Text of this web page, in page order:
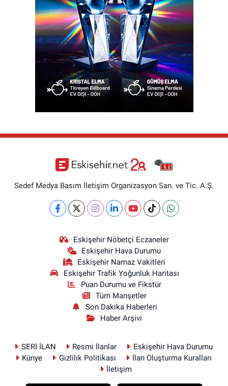
Sedef Medya Basım İletişim Organizasyon San. ve Tic. A.Ş.
Eskişehir Nöbetçi Eczaneler
Eskişehir Hava Durumu
Eskişehir Namaz Vakitleri
Eskişehir Trafik Yoğunluk Haritası
Puan Durumu ve Fikstür
Tüm Manşetler
Son Dakika Haberleri
Haber Arşivi
SERİ İLAN Resmi İlanlar
Eskişehir Hava Durumu
Künye
Gizlilik Politikası
İlan Oluşturma Kuralları
İletişim